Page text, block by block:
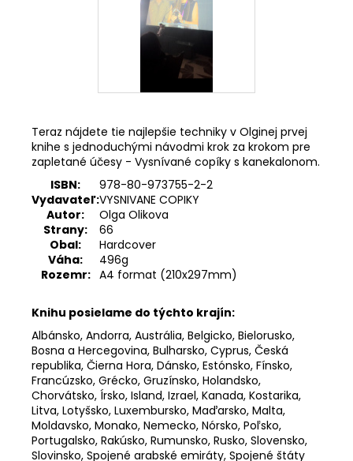
Teraz nájdete tie najlepšie techniky v Olginej prvej
knihe s jednoduchými návodmi krok za krokom pre
zapletané účesy - Vysnívané copíky s kanekalonom.
ISBN:
978-80-973755-2-2
Vydavateľ:VYSNIVANE COPIKY
Autor:
Olga Olikova
Strany:
66
Obal:
Hardcover
Váha:
496g
Rozemr: A4 format (210x297mm)
Knihu posielame do týchto krajín:
Albánsko, Andorra, Austrália, Belgicko, Bielorusko,
Bosna a Hercegovina, Bulharsko, Cyprus, Česká
republika, Čierna Hora, Dánsko, Estónsko, Fínsko,
Francúzsko, Grécko, Gruzínsko, Holandsko,
Chorvátsko, Írsko, Island, Izrael, Kanada, Kostarika,
Litva, Lotyšsko, Luxembursko, Maďarsko, Malta,
Moldavsko, Monako, Nemecko, Nórsko, Poľsko,
Portugalsko, Rakúsko, Rumunsko, Rusko, Slovensko,
Slovinsko, Spojené arabské emiráty, Spojené štáty